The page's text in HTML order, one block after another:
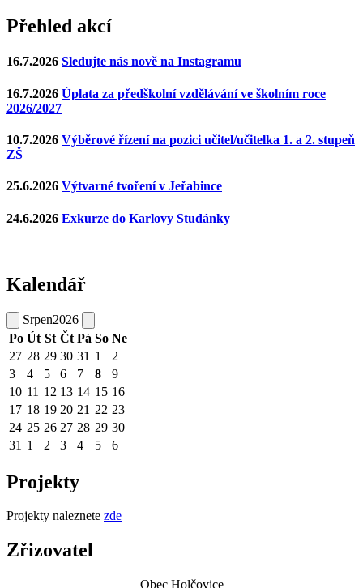
Přehled akcí
16.7.2026 Sledujte nás nově na Instagramu
16.7.2026 Úplata za předškolní vzdělávání ve školním roce
2026/2027
10.7.2026 Výběrové řízení na pozici učitel/učitelka 1. a 2. stupeň
ZŠ
25.6.2026 Výtvarné tvoření v Jeřabince
24.6.2026 Exkurze do Karlovy Studánky
Kalendář
Srpen2026
Po Út St Čt Pá So Ne
27 28 29 30 31 1
2
3
4 5 6 7 8
9
10 11 12 13 14 15 16
17 18 19 20 21 22 23
24 25 26 27 28 29 30
31 1 2 3 4 5 6
Projekty
Projekty naleznete zde
Zřizovatel
Obec Holčovice